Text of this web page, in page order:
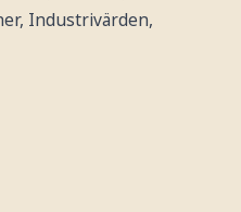
Industrivärden,